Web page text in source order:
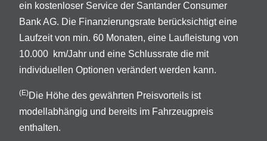
ein kostenloser Service der Santander Consumer
Bank AG. Die Finanzierungsrate berücksichtigt eine
Laufzeit von min. 60 Monaten, eine Laufleistung von
10.000 km/Jahr und eine Schlussrate die mit
individuellen Optionen verändert werden kann.
(E)Die Höhe des gewährten Preisvorteils ist
modellabhängig und bereits im Fahrzeugpreis
enthalten.